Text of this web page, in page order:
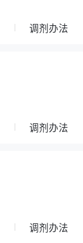
调剂办法
调剂办法
调剂办法